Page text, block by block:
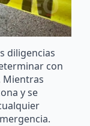
diligencias
con
Mientras
y se